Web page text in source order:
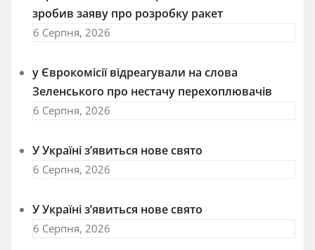
зробив заяву про розробку ракет
6 Серпня, 2026
у Єврокомісії відреагували на слова
Зеленського про нестачу перехоплювачів
6 Серпня, 2026
У Україні з’явиться нове свято
6 Серпня, 2026
У Україні з’явиться нове свято
6 Серпня, 2026